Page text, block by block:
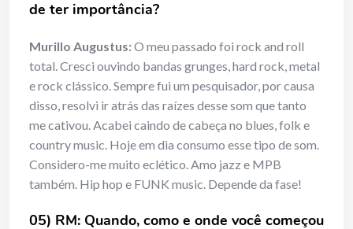
de ter importância?
Murillo Augustus:O meu passado foi rock and roll
total. Cresci ouvindo bandas grunges, hard rock, metal
e rock clássico. Sempre fui um pesquisador, por causa
disso, resolvi ir atrás das raízes desse som que tanto
me cativou. Acabei caindo de cabeça no blues, folk e
country music. Hoje em dia consumo esse tipo de som.
Considero-me muito eclético. Amo jazz e MPB
também. Hip hop e FUNK music. Depende da fase!
05) RM: Quando, como e onde você começou